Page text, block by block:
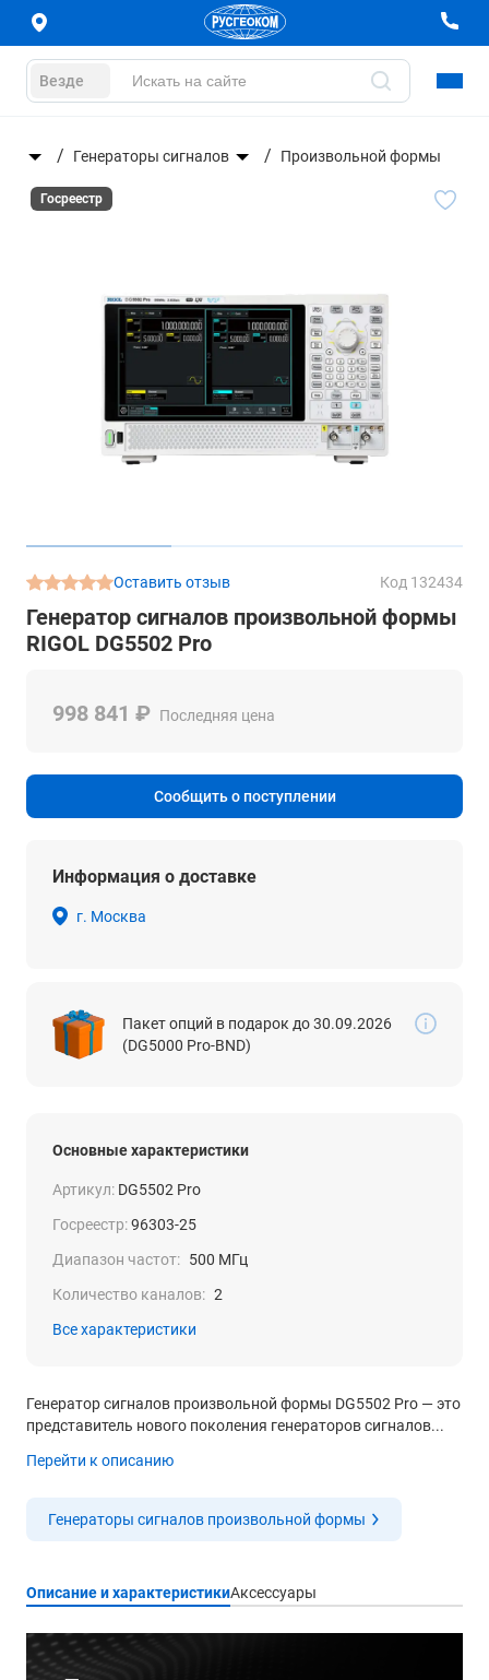
Везде
Генераторы сигналов Произвольной формы
Госреестр
Оставить отзыв Код 132434
Генератор сигналов произвольной формы
RIGOL DG5502 Pro
998 841 ₽ Последняя цена
Сообщить о поступлении
Информация о доставке
г. Москва
Пакет опций в подарок до 30.09.2026
(DG5000 Pro-BND)
Основные характеристики
Артикул: DG5502 Pro
Госреестр:96303-25
Диапазон частот: 500 МГц
Количество каналов: 2
Все характеристики
Генератор сигналов произвольной формы DG5502 Pro — это
представитель нового поколения генераторов сигналов...
Перейти к описанию
Генераторы сигналов произвольной формы
Описание и характеристикиАксессуары